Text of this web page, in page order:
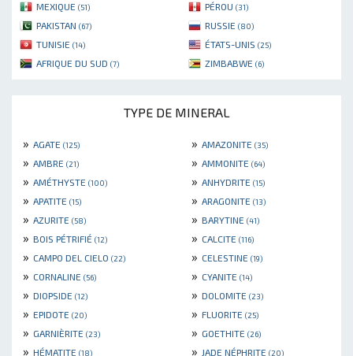
MEXIQUE (51) PÉROU (31)
PAKISTAN (67) RUSSIE (80)
TUNISIE (14) ÉTATS-UNIS (25)
AFRIQUE DU SUD (7) ZIMBABWE (6)
TYPE DE MINERAL
» AGATE (125) » AMAZONITE (35)
» AMBRE (21) » AMMONITE (64)
» AMÉTHYSTE (100) » ANHYDRITE (15)
» APATITE (15) » ARAGONITE (13)
» AZURITE (58) » BARYTINE (41)
» BOIS PÉTRIFIÉ (12) » CALCITE (116)
» CAMPO DEL CIELO (22) » CELESTINE (19)
» CORNALINE (56) » CYANITE (14)
» DIOPSIDE (12) » DOLOMITE (23)
» EPIDOTE (20) » FLUORITE (25)
» GARNIÈRITE (23) » GOETHITE (26)
» HÉMATITE (18) » JADE NÉPHRITE (20)